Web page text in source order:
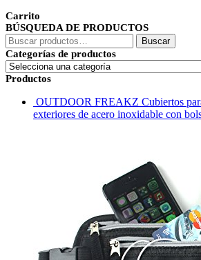
Carrito
BÚSQUEDA DE PRODUCTOS
Buscar
por:
Buscar
Categorías de productos
Productos
OUTDOOR FREAKZ Cubiertos
exteriores de acero inoxidable con